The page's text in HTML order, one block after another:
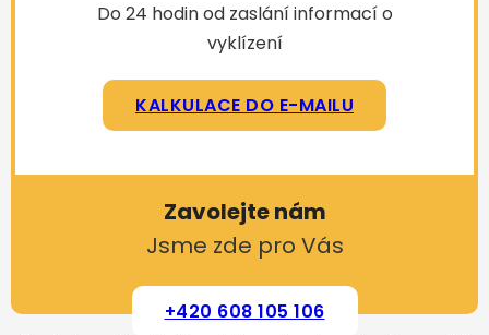
Do 24 hodin od zaslání informací o
vyklízení
KALKULACE DO E-MAILU
Zavolejte nám
Jsme zde pro Vás
+420 608 105 106